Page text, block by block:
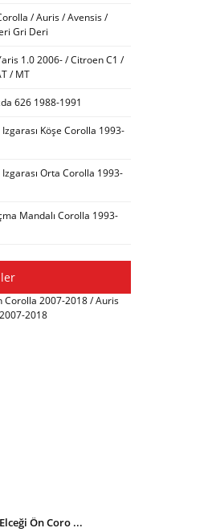
/ Auris / Avensis /
Gri Deri
1.0 2006- / Citroen C1 /
/ MT
626 1988-1991
Köşe Corolla 1993-
Orta Corolla 1993-
Mandalı Corolla 1993-
Ön Coro ...